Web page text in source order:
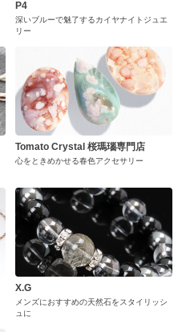
P4
深いブルーで魅了するカイヤナイトジュエ
リー
Tomato Crystal 桜瑪瑙専門店
心をときめかせる春色アクセサリー
X.G
メンズにおすすめの天然石をスタイリッシ
ュに